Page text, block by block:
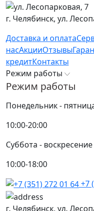
г. Челябинск, ул.
Доставка и оплата
насАкцииОтзывы
кредитКонтакты
Режим работы
Режим работы
Понедельник -
10:00-20:00
Суббота - воскресение
10:00-18:00
+7
г. Челябинск, ул.